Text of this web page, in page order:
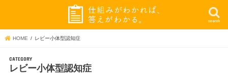
search
HOME レビー小体型認知症
レビー小体型認知症